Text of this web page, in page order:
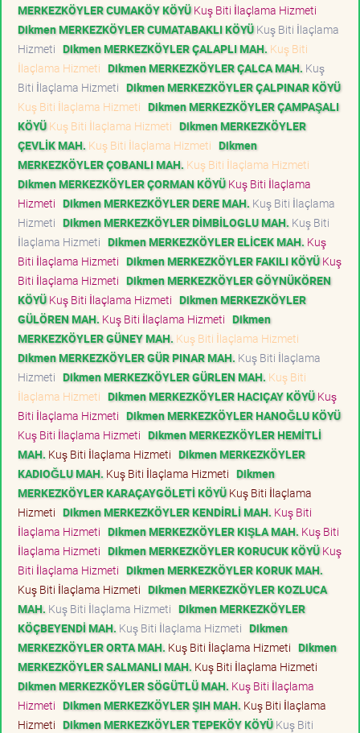
MERKEZKÖYLER CUMAKÖY KÖYÜKuş Biti İlaçlama Hizmeti
Dikmen MERKEZKÖYLER CUMATABAKLI KÖYÜKuş Biti İlaçlama
Hizmeti Dikmen MERKEZKÖYLER ÇALAPLI MAH. Kuş Biti
İlaçlama Hizmeti Dikmen MERKEZKÖYLER ÇALCA MAH. Kuş
Biti İlaçlama Hizmeti Dikmen MERKEZKÖYLER ÇALPINAR KÖYÜ
Kuş Biti İlaçlama Hizmeti Dikmen MERKEZKÖYLER ÇAMPAŞALI
KÖYÜKuş Biti İlaçlama Hizmeti Dikmen MERKEZKÖYLER
ÇEVLİK MAH. Kuş Biti İlaçlama Hizmeti Dikmen
MERKEZKÖYLER ÇOBANLI MAH. Kuş Biti İlaçlama Hizmeti
Dikmen MERKEZKÖYLER ÇORMAN KÖYÜKuş Biti İlaçlama
Hizmeti Dikmen MERKEZKÖYLER DERE MAH. Kuş Biti İlaçlama
Hizmeti Dikmen MERKEZKÖYLER DİMBİLOGLU MAH. Kuş Biti
İlaçlama Hizmeti Dikmen MERKEZKÖYLER ELİCEK MAH. Kuş
Biti İlaçlama Hizmeti Dikmen MERKEZKÖYLER FAKILI KÖYÜKuş
Biti İlaçlama Hizmeti Dikmen MERKEZKÖYLER GÖYNÜKÖREN
KÖYÜKuş Biti İlaçlama Hizmeti Dikmen MERKEZKÖYLER
GÜLÖREN MAH. Kuş Biti İlaçlama Hizmeti Dikmen
MERKEZKÖYLER GÜNEY MAH. Kuş Biti İlaçlama Hizmeti
Dikmen MERKEZKÖYLER GÜR PINAR MAH. Kuş Biti İlaçlama
Hizmeti Dikmen MERKEZKÖYLER GÜRLEN MAH. Kuş Biti
İlaçlama Hizmeti Dikmen MERKEZKÖYLER HACIÇAY KÖYÜKuş
Biti İlaçlama Hizmeti Dikmen MERKEZKÖYLER HANOĞLU KÖYÜ
Kuş Biti İlaçlama Hizmeti Dikmen MERKEZKÖYLER HEMİTLİ
MAH. Kuş Biti İlaçlama Hizmeti Dikmen MERKEZKÖYLER
KADIOĞLU MAH. Kuş Biti İlaçlama Hizmeti Dikmen
MERKEZKÖYLER KARAÇAYGÖLETİ KÖYÜKuş Biti İlaçlama
Hizmeti Dikmen MERKEZKÖYLER KENDİRLİ MAH. Kuş Biti
İlaçlama Hizmeti Dikmen MERKEZKÖYLER KIŞLA MAH. Kuş Biti
İlaçlama Hizmeti Dikmen MERKEZKÖYLER KORUCUK KÖYÜKuş
Biti İlaçlama Hizmeti Dikmen MERKEZKÖYLER KORUK MAH.
Kuş Biti İlaçlama Hizmeti Dikmen MERKEZKÖYLER KOZLUCA
MAH. Kuş Biti İlaçlama Hizmeti Dikmen MERKEZKÖYLER
KÖÇBEYENDİ MAH. Kuş Biti İlaçlama Hizmeti Dikmen
MERKEZKÖYLER ORTA MAH. Kuş Biti İlaçlama Hizmeti Dikmen
MERKEZKÖYLER SALMANLI MAH. Kuş Biti İlaçlama Hizmeti
Dikmen MERKEZKÖYLER SÖGÜTLÜ MAH. Kuş Biti İlaçlama
Hizmeti Dikmen MERKEZKÖYLER ŞIH MAH. Kuş Biti İlaçlama
Hizmeti Dikmen MERKEZKÖYLER TEPEKÖY KÖYÜKuş Biti